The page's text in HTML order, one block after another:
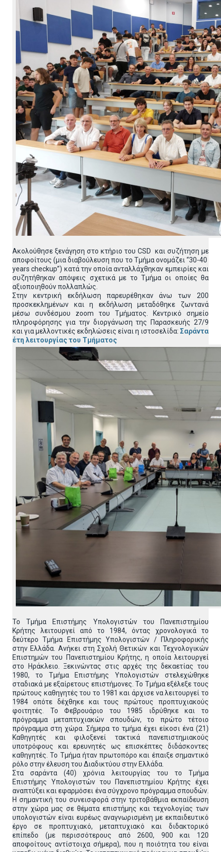
Ακολούθησε ξενάγηση στο κτήριο του CSD και συζήτηση με
αποφοίτους (μια διαβούλευση που το Τμήμα ονομάζει “30-40
years checkup”) κατά την οποία ανταλλάχθηκαν εμπειρίες και
συζητήθηκαν απόψεις σχετικά με το Τμήμα οι οποίες θα
αξιοποιηθούν πολλαπλώς.
Στην κεντρική εκδήλωση παρευρέθηκαν άνω των 200
προσκεκλημένων και η εκδήλωση μεταδόθηκε ζωντανά
μέσω συνδέσμου
zoom του Τμήματος. Κεντρικό σημείο
πληροφόρησης για την διοργάνωση της Παρασκευής 27/9
και για μελλοντικές εκδηλώσεις είναι η ιστοσελίδα: Σαράντα
έτη λειτουργίας του Τμήματος
Το Τμήμα Επιστήμης Υπολογιστών του Πανεπιστημίου
Κρήτης λειτουργεί από το 1984, όντας χρονολογικά το
δεύτερο Τμήμα Επιστήμης Υπολογιστών / Πληροφορικής
στην Ελλάδα. Ανήκει στη Σχολή Θετικών και Τεχνολογικών
Επιστημών του Πανεπιστημίου Κρήτης, η οποία λειτουργεί
στο Ηράκλειο. Ξεκινώντας στις αρχές της δεκαετίας του
1980, το Τμήμα Επιστήμης Υπολογιστών στελεχώθηκε
σταδιακά με εξαίρετους επιστήμονες. Το Τμήμα εξέλεξε τους
πρώτους καθηγητές του το 1981 και άρχισε να λειτουργεί το
1984 οπότε δέχθηκε και τους πρώτους προπτυχιακούς
φοιτητές. Το Φεβρουάριο του 1985 ιδρύθηκε και το
πρόγραμμα μεταπτυχιακών σπουδών, το πρώτο τέτοιο
πρόγραμμα στη χώρα. Σήμερα το τμήμα έχει είκοσι ένα (21)
Καθηγητές και φιλοξενεί τακτικά πανεπιστημιακούς
υποτρόφους και ερευνητές ως επισκέπτες διδάσκοντες
καθηγητές. Το Τμήμα ήταν πρωτοπόρο και έπαιξε σημαντικό
ρόλο στην έλευση του Διαδικτύου στην Ελλάδα.
Στα σαράντα (40) χρόνια λειτουργίας του το Τμήμα
Επιστήμης Υπολογιστών του Πανεπιστημίου Κρήτης έχει
αναπτύξει και εφαρμόσει ένα σύγχρονο πρόγραμμα σπουδών.
Η σημαντική του συνεισφορά στην τριτοβάθμια εκπαίδευση
στην χώρα μας σε θέματα επιστήμης και τεχνολογίας των
υπολογιστών είναι ευρέως αναγνωρισμένη με εκπαιδευτικό
έργο σε προπτυχιακό, μεταπτυχιακό και διδακτορικό
επίπεδο (με περισσότερους από 2600, 900 και 120
αποφοίτους αντίστοιχα σήμερα), που η ποιότητα του είναι